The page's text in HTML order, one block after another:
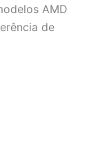
AMD
de